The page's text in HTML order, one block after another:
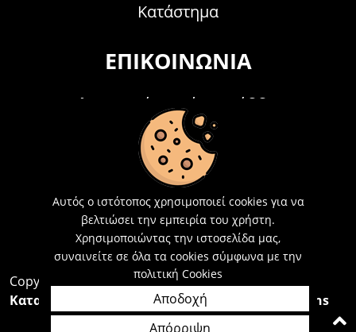
Κατάστημα
ΕΠΙΚΟΙΝΩΝΊΑ
Τηλεφωνικά Δευτέρα - Σάββατο
09:00 - 15:00
Τ: 26214 00104
info@acosmetics.gr
Copyright 2026,
Acosmetics Αθανασόπουλος
Κατασκευή Ιστοσελίδων Interactive Net Solutions
Αυτός ο ιστότοπος χρησιμοποιεί cookies για να
βελτιώσει την εμπειρία του χρήστη.
Χρησιμοποιώντας την ιστοσελίδα μας,
συναινείτε σε όλα τα cookies σύμφωνα με την
πολιτική Cookies
Αποδοχή
Απόρριψη